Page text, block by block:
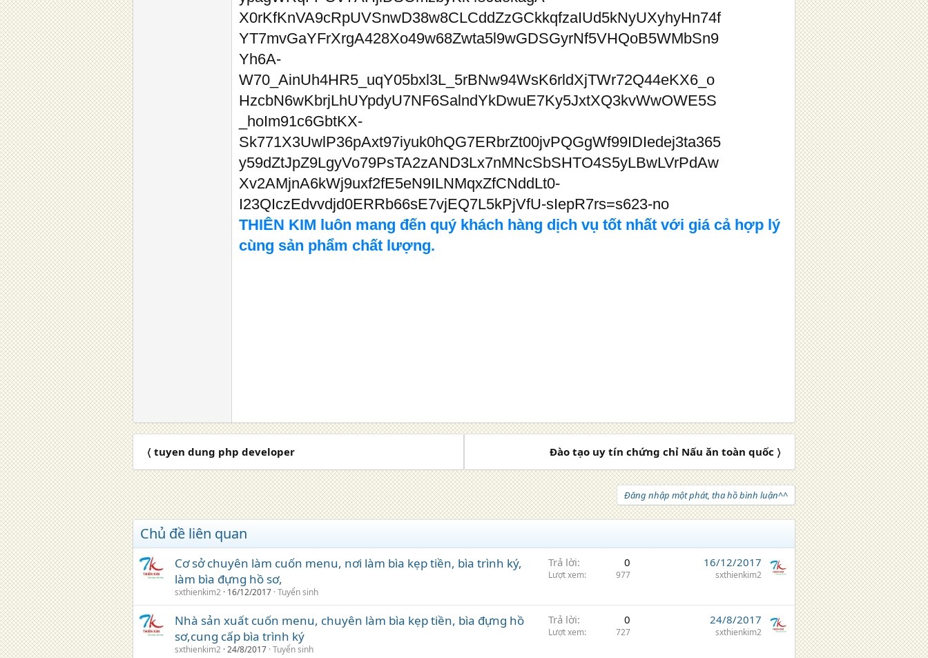
THIÊN KIM luôn mang đến quý khách hàng dịch vụ tốt nhất với giá cả hợp lý
cùng sản phẩm chất lượng.
〈 tuyen dung php developer Đào tạo uy tín chứng chỉ Nấu ăn toàn quốc 〉
Đăng nhập một phát, tha hồ bình luận^^
Chủ đề liên quan
Cơ sở chuyên làm cuốn menu, nơi làm bìa kẹp tiền, bìa trình ký,
làm bìa đựng hồ sơ,
sxthienkim2 16/12/2017 Tuyển sinh
Trả lời 0
Lượt xem 977
16/12/2017
sxthienkim2
Nhà sản xuất cuốn menu, chuyên làm bìa kẹp tiền, bìa đựng hồ
sơ,cung cấp bìa trình ký
sxthienkim2 24/8/2017 Tuyển sinh
Trả lời 0
Lượt xem 727
24/8/2017
sxthienkim2